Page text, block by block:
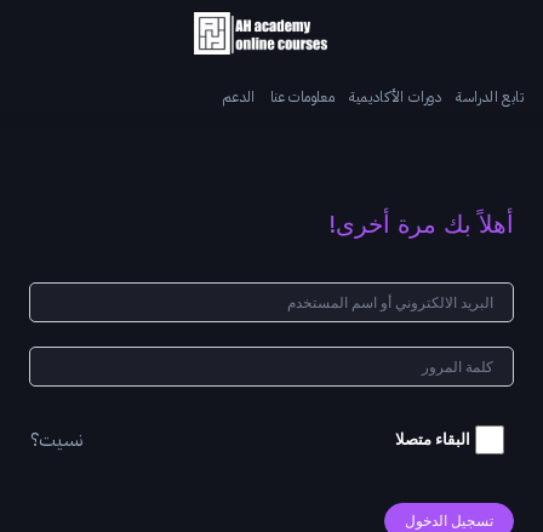
تابع الدراسة دورات الأكاديمية معلومات عنا الدعم
أهلاً بك مرة أخرى!
البقاء متصلا نسيت؟
تسجيل الدخول